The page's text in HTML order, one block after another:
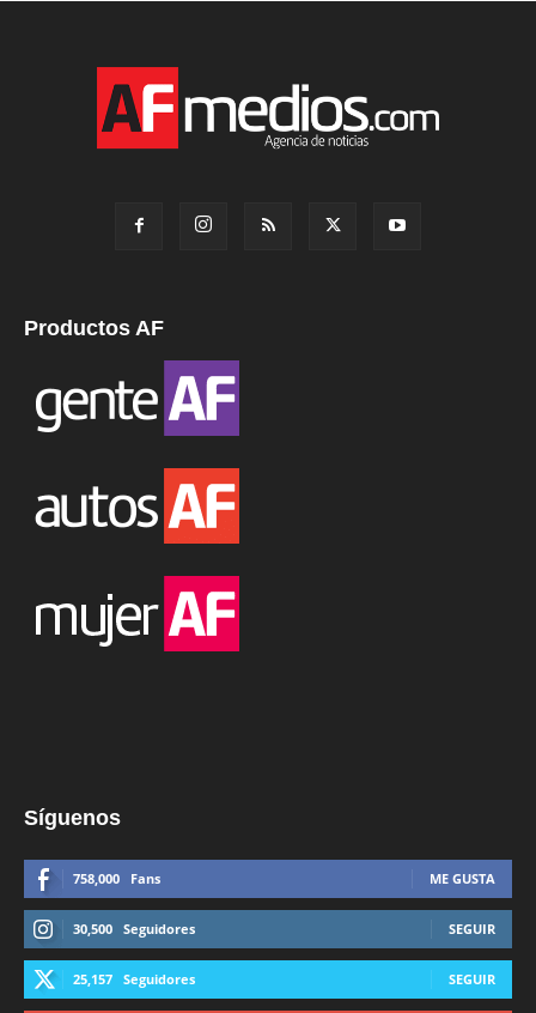
Productos AF
Síguenos
758,000 Fans ME GUSTA
30,500 Seguidores SEGUIR
25,157 Seguidores SEGUIR